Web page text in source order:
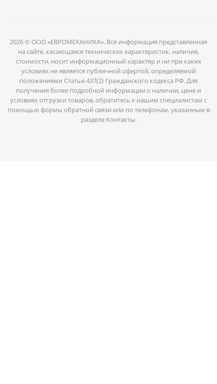
2026 © ООО «ЕВРОМЕХАНИКА». Вся информация представленная
на сайте, касающаяся технических характеристик, наличия,
стоимости, носит информационный характер и ни при каких
условиях не является публичной офертой, определяемой
положениями Статьи 437(2) Гражданского кодекса РФ. Для
получения более подробной информации о наличии, цене и
условиях отгрузки товаров, обратитесь к нашим специалистам с
помощью формы обратной связи или по телефонам, указанным в
разделе Контакты.